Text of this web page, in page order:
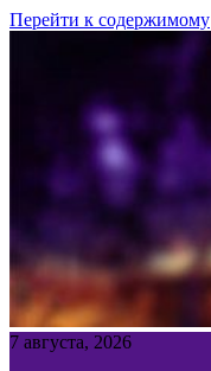
Перейти к содержимому
7 августа, 2026